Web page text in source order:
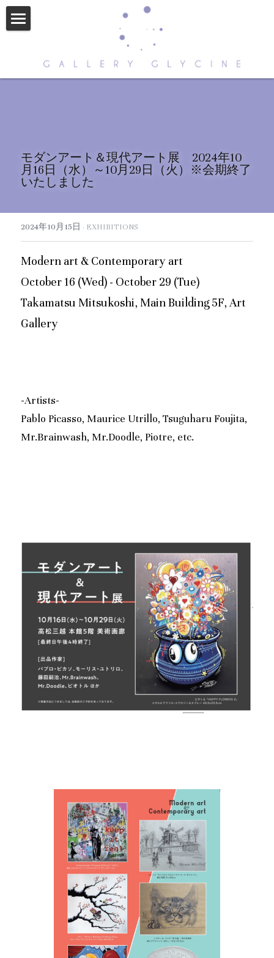
ABOUT US
NEWS
STORE
モダンアート＆現代アート展　2024年10
月16日（水）～10月29日（火）
※会期終了
いたしました
2024年10月15日 · EXHIBITIONS
Modern art & Contemporary art
October 16 (Wed) - October 29 (Tue)
Takamatsu Mitsukoshi, Main Building 5F, Art
Gallery
-Artists-
Pablo Picasso, Maurice Utrillo, Tsuguharu Foujita,
Mr.Brainwash, Mr.Doodle, Piotre, etc.